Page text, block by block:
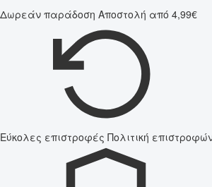
Δωρεάν παράδοση Αποστολή από 4,99€
Εύκολες επιστροφές Πολιτική